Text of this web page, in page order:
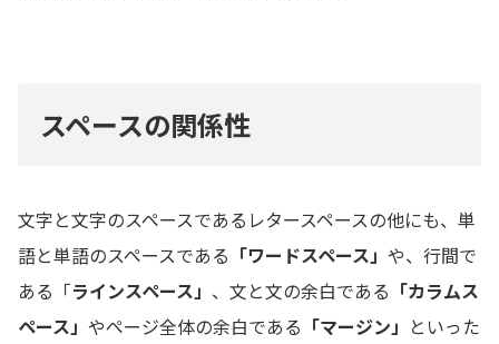
スペースの関係性
文字と文字のスペースであるレタースペースの他にも、単
語と単語のスペースである 「ワードスペース」 や、行間で
ある「ラインスペース」 、文と文の余白である 「カラムス
ペース」 やページ全体の余白である 「マージン」 といった